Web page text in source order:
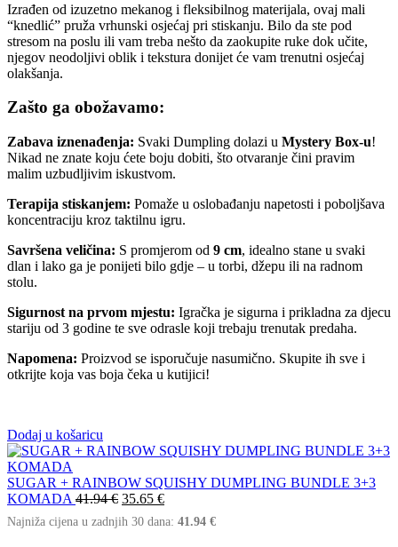
Izrađen od izuzetno mekanog i fleksibilnog materijala, ovaj mali
“knedlić” pruža vrhunski osjećaj pri stiskanju. Bilo da ste pod
stresom na poslu ili vam treba nešto da zaokupite ruke dok učite,
njegov neodoljivi oblik i tekstura donijet će vam trenutni osjećaj
olakšanja.
Zašto ga obožavamo:
Zabava iznenađenja: Svaki Dumpling dolazi u Mystery Box-u!
Nikad ne znate koju ćete boju dobiti, što otvaranje čini pravim
malim uzbudljivim iskustvom.
Terapija stiskanjem: Pomaže u oslobađanju napetosti i poboljšava
koncentraciju kroz taktilnu igru.
Savršena veličina: S promjerom od 9 cm, idealno stane u svaki
dlan i lako ga je ponijeti bilo gdje – u torbi, džepu ili na radnom
stolu.
Sigurnost na prvom mjestu: Igračka je sigurna i prikladna za djecu
stariju od 3 godine te sve odrasle koji trebaju trenutak predaha.
Napomena: Proizvod se isporučuje nasumično. Skupite ih sve i
otkrijte koja vas boja čeka u kutijici!
Dodaj u košaricu
SUGAR + RAINBOW SQUISHY DUMPLING BUNDLE 3+3
KOMADA 41.94€ 35.65 €
Najniža cijena u zadnjih 30 dana: 41.94 €